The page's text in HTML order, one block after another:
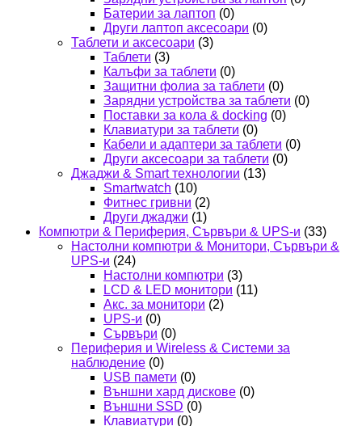
Батерии за лаптоп (0)
Други лаптоп аксесоари (0)
Таблети и аксесоари (3)
Таблети (3)
Калъфи за таблети (0)
Защитни фолиа за таблети (0)
Зарядни устройства за таблети (0)
Поставки за кола & docking (0)
Клавиатури за таблети (0)
Кабели и адаптери за таблети (0)
Други аксесоари за таблети (0)
Джаджи & Smart технологии (13)
Smartwatch (10)
Фитнес гривни (2)
Други джаджи (1)
Компютри & Периферия, Сървъри & UPS-и (33)
Настолни компютри & Монитори, Сървъри &
UPS-и (24)
Настолни компютри (3)
LCD & LED монитори (11)
Акс. за монитори (2)
UPS-и (0)
Сървъри (0)
Периферия и Wireless & Системи за
наблюдение (0)
USB памети (0)
Външни хард дискове (0)
Външни SSD (0)
Клавиатури (0)